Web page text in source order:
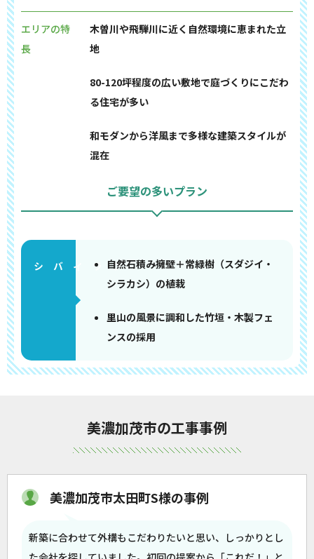
エリアの特
長
木曽川や飛騨川に近く自然環境に恵まれた立
地
80-120坪程度の広い敷地で庭づくりにこだわ
る住宅が多い
和モダンから洋風まで多様な建築スタイルが
混在
ご要望の多いプラン
自然石積み擁壁＋常緑樹（スダジイ・
シラカシ）の植栽
里山の風景に調和した竹垣・木製フェ
ンスの採用
美濃加茂市の工事事例
美濃加茂市太田町S様の事例
新築に合わせて外構もこだわりたいと思い、しっかりとし